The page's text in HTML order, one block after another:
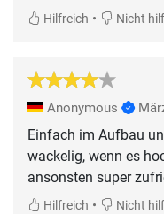
Hilfreich • Nicht
Anonymous
Einfach im Aufbau
wackelig, wenn es
ansonsten super
Hilfreich • Nicht